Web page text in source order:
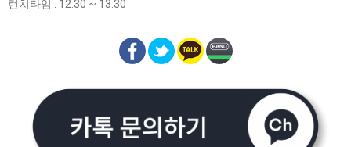
런치타임 : 12:30 ~ 13:30